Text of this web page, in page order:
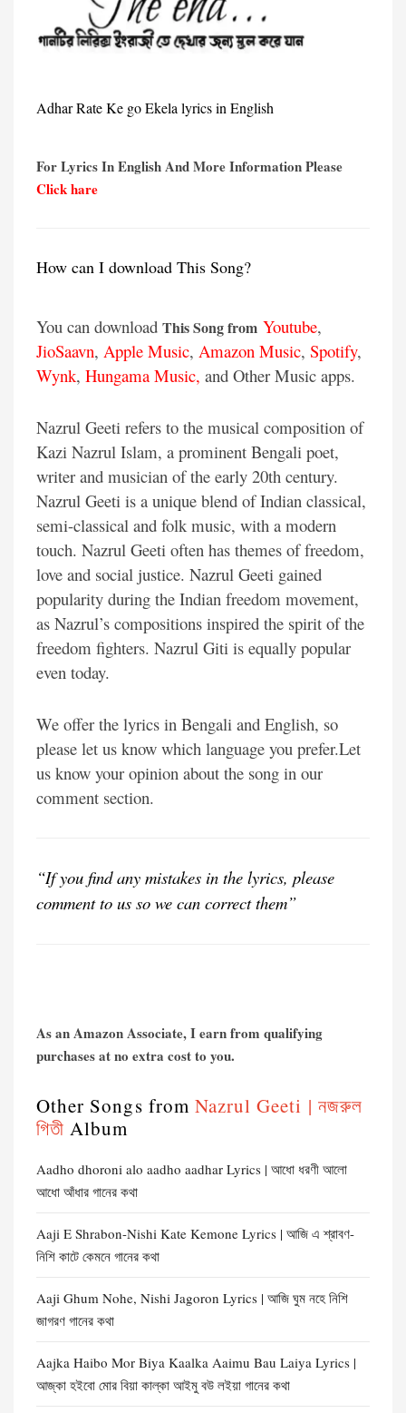
Adhar Rate Ke go Ekela lyrics in English
For Lyrics In English And More Information Please
Click hare
How can I download This Song?
You can download This Song from Youtube,
JioSaavn, Apple Music, Amazon Music, Spotify,
Wynk, Hungama Music, and Other Music apps.
Nazrul Geeti refers to the musical composition of
Kazi Nazrul Islam, a prominent Bengali poet,
writer and musician of the early 20th century.
Nazrul Geeti is a unique blend of Indian classical,
semi-classical and folk music, with a modern
touch. Nazrul Geeti often has themes of freedom,
love and social justice. Nazrul Geeti gained
popularity during the Indian freedom movement,
as Nazrul’s compositions inspired the spirit of the
freedom fighters. Nazrul Giti is equally popular
even today.
We offer the lyrics in Bengali and English, so
please let us know which language you prefer.Let
us know your opinion about the song in our
comment section.
“If you find any mistakes in the lyrics, please
comment to us so we can correct them”
As an Amazon Associate, I earn from qualifying
purchases at no extra cost to you.
Other Songs from Nazrul Geeti | নজরুল
গিতী Album
Aadho dhoroni alo aadho aadhar Lyrics | আধো ধরণী আলো
আধো আঁধার গানের কথা
Aaji E Shrabon-Nishi Kate Kemone Lyrics | আজি এ শ্রাবণ-
নিশি কাটে কেমনে গানের কথা
Aaji Ghum Nohe, Nishi Jagoron Lyrics | আজি ঘুম নহে নিশি
জাগরণ গানের কথা
Aajka Haibo Mor Biya Kaalka Aaimu Bau Laiya Lyrics |
আজ্‌কা হইবো মোর বিয়া কাল্‌কা আইমু বউ লইয়া গানের কথা